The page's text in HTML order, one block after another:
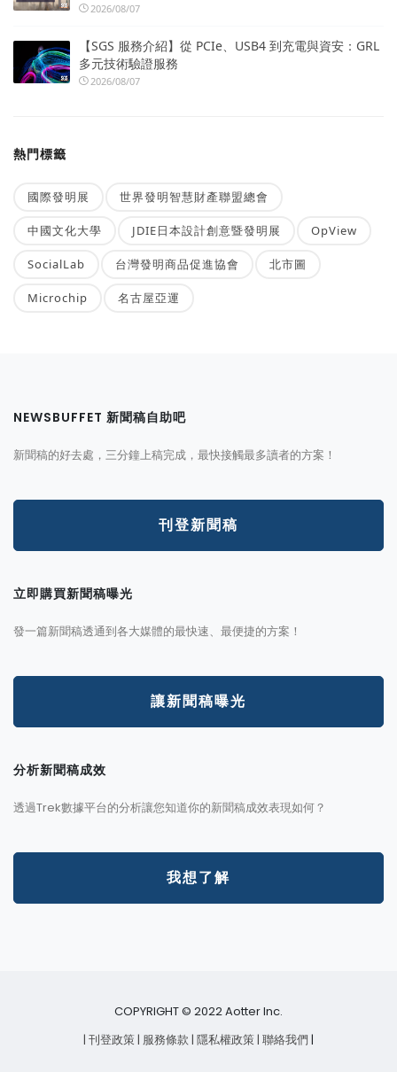
2026/08/07
【SGS 服務介紹】從 PCIe、USB4 到充電與資安：GRL
多元技術驗證服務
2026/08/07
熱門標籤
國際發明展 世界發明智慧財產聯盟總會
中國文化大學 JDIE日本設計創意暨發明展 OpView
SocialLab 台灣發明商品促進協會 北市圖
Microchip 名古屋亞運
NEWSBUFFET 新聞稿自助吧
新聞稿的好去處，三分鐘上稿完成，最快接觸最多讀者的方案！
刊登新聞稿
立即購買新聞稿曝光
發一篇新聞稿透通到各大媒體的最快速、最便捷的方案！
讓新聞稿曝光
分析新聞稿成效
透過Trek數據平台的分析讓您知道你的新聞稿成效表現如何？
我想了解
COPYRIGHT © 2022 Aotter Inc.
| 刊登政策| 服務條款 | 隱私權政策| 聯絡我們 |